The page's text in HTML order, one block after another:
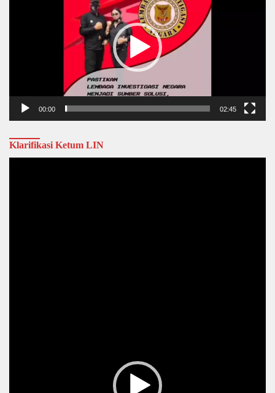
00:00 02:45
Klarifikasi Ketum LIN